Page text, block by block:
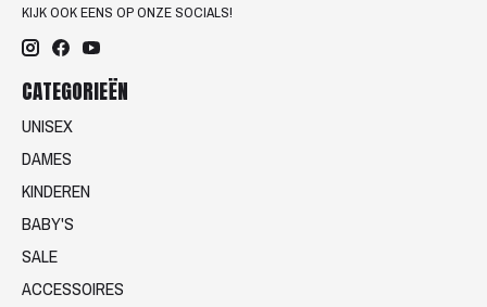
KIJK OOK EENS OP ONZE SOCIALS!
CATEGORIEËN
UNISEX
DAMES
KINDEREN
BABY'S
SALE
ACCESSOIRES